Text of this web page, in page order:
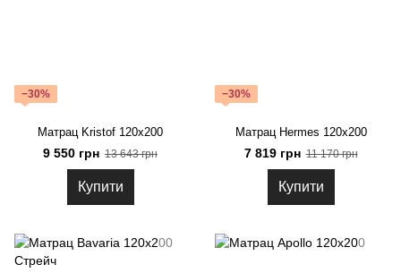
−30%
Матрац Kristof 120x200
9 550 грн 13 643 грн
Купити
−30%
Матрац Hermes 120х200
7 819 грн 11 170 грн
Купити